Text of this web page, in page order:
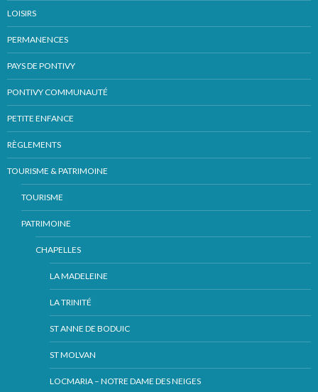
LOISIRS
PERMANENCES
PAYS DE PONTIVY
PONTIVY COMMUNAUTÉ
PETITE ENFANCE
RÈGLEMENTS
TOURISME & PATRIMOINE
TOURISME
PATRIMOINE
CHAPELLES
LA MADELEINE
LA TRINITÉ
ST ANNE DE BODUIC
ST MOLVAN
LOCMARIA – NOTRE DAME DES NEIGES